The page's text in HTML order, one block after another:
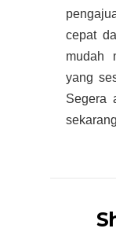
cepat
mudah
yang
Segera